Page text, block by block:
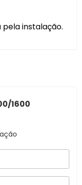
pela instalação.
1600